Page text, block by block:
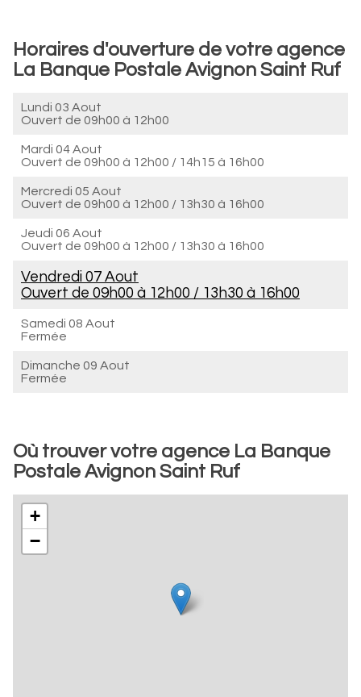
Horaires d'ouverture de votre agence
La Banque Postale Avignon Saint Ruf
Lundi 03 Aout
Ouvert de 09h00 à 12h00
Mardi 04 Aout
Ouvert de 09h00 à 12h00 / 14h15 à 16h00
Mercredi 05 Aout
Ouvert de 09h00 à 12h00 / 13h30 à 16h00
Jeudi 06 Aout
Ouvert de 09h00 à 12h00 / 13h30 à 16h00
Vendredi 07 Aout
Ouvert de 09h00 à 12h00 / 13h30 à 16h00
Samedi 08 Aout
Fermée
Dimanche 09 Aout
Fermée
Où trouver votre agence La Banque
Postale Avignon Saint Ruf
+
−